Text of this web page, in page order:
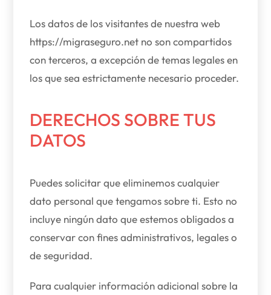
Los datos de los visitantes de nuestra web
https://migraseguro.net no son compartidos
con terceros, a excepción de temas legales en
los que sea estrictamente necesario proceder.
DERECHOS SOBRE TUS
DATOS
Puedes solicitar que eliminemos cualquier
dato personal que tengamos sobre ti. Esto no
incluye ningún dato que estemos obligados a
conservar con fines administrativos, legales o
de seguridad.
Para cualquier información adicional sobre la